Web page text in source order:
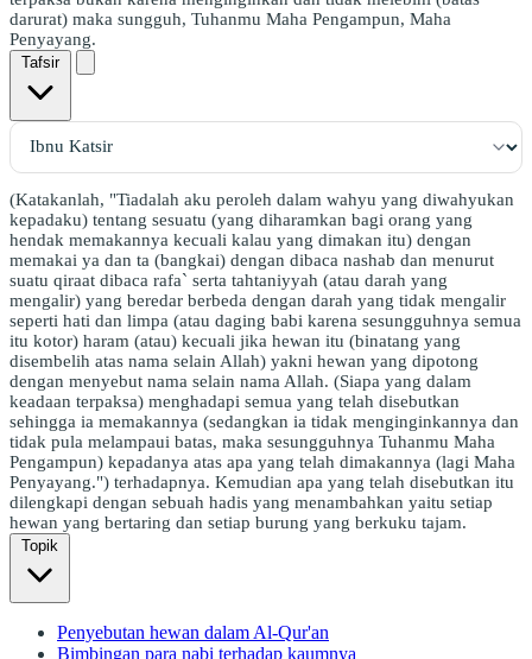
darurat) maka sungguh, Tuhanmu Maha Pengampun, Maha
Penyayang.
Tafsir
(Katakanlah, "Tiadalah aku peroleh dalam wahyu yang diwahyukan
kepadaku) tentang sesuatu (yang diharamkan bagi orang yang
hendak memakannya kecuali kalau yang dimakan itu) dengan
memakai ya dan ta (bangkai) dengan dibaca nashab dan menurut
suatu qiraat dibaca rafa` serta tahtaniyyah (atau darah yang
mengalir) yang beredar berbeda dengan darah yang tidak mengalir
seperti hati dan limpa (atau daging babi karena sesungguhnya semua
itu kotor) haram (atau) kecuali jika hewan itu (binatang yang
disembelih atas nama selain Allah) yakni hewan yang dipotong
dengan menyebut nama selain nama Allah. (Siapa yang dalam
keadaan terpaksa) menghadapi semua yang telah disebutkan
sehingga ia memakannya (sedangkan ia tidak menginginkannya dan
tidak pula melampaui batas, maka sesungguhnya Tuhanmu Maha
Pengampun) kepadanya atas apa yang telah dimakannya (lagi Maha
Penyayang.") terhadapnya. Kemudian apa yang telah disebutkan itu
dilengkapi dengan sebuah hadis yang menambahkan yaitu setiap
hewan yang bertaring dan setiap burung yang berkuku tajam.
Topik
Penyebutan hewan dalam Al-Qur'an
Bimbingan para nabi terhadap kaumnya